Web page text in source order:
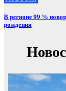
В регионе 99 %
рождения